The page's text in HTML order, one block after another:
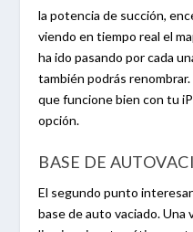
la potencia de succión,
viendo en tiempo real el
ha ido pasando por cada
también podrás
que funcione bien con tu
opción.
BASE DE
El segundo punto
base de auto vaciado. Una